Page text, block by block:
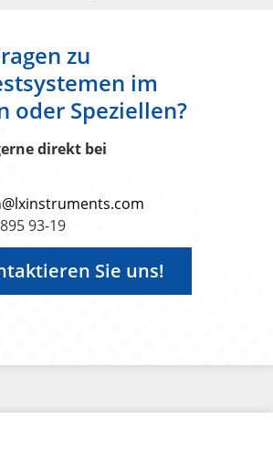
zu
im
oder Speziellen?
direkt bei
93-19
Sie uns!